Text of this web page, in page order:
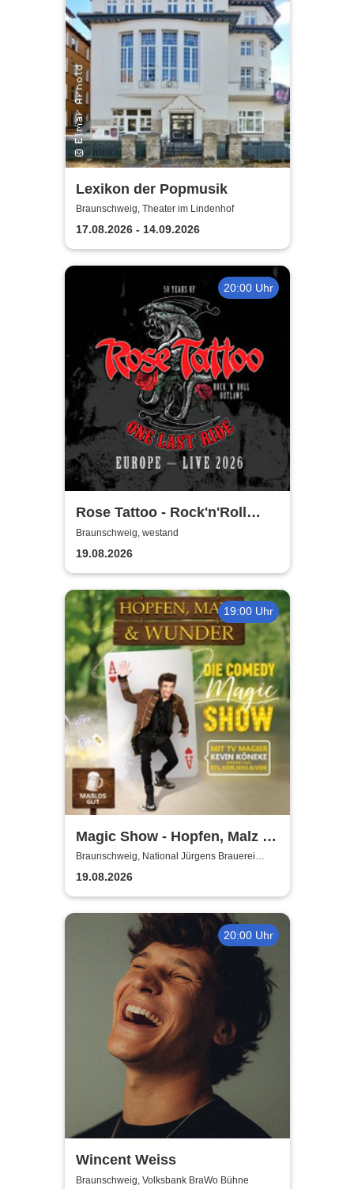
Lexikon der Popmusik
Braunschweig, Theater im Lindenhof
17.08.2026 - 14.09.2026
20:00 Uhr
Rose Tattoo - Rock'n'Roll
Outlaws – One Last Ride
Braunschweig, westand
19.08.2026
19:00 Uhr
Magic Show - Hopfen, Malz &
Wunder - Kevin Köneke
Braunschweig, National Jürgens Brauerei
GmbH
19.08.2026
20:00 Uhr
Wincent Weiss
Braunschweig, Volksbank BraWo Bühne